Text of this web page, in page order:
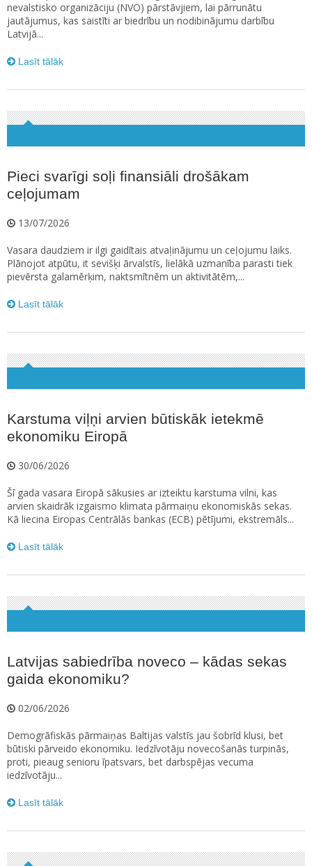
nevalstisko organizāciju (NVO) pārstāvjiem, lai pārrunātu
jautājumus, kas saistīti ar biedrību un nodibinājumu darbību
Latvijā...
Lasīt tālāk
Pieci svarīgi soļi finansiāli drošākam
ceļojumam
13/07/2026
Vasara daudziem ir ilgi gaidītais atvaļinājumu un ceļojumu laiks.
Plānojot atpūtu, it sevišķi ārvalstīs, lielākā uzmanība parasti tiek
pievērsta galamērķim, naktsmītnēm un aktivitātēm,...
Lasīt tālāk
Karstuma viļņi arvien būtiskāk ietekmē
ekonomiku Eiropā
30/06/2026
Šī gada vasara Eiropā sākusies ar izteiktu karstuma vilni, kas
arvien skaidrāk izgaismo klimata pārmaiņu ekonomiskās sekas.
Kā liecina Eiropas Centrālās bankas (ECB) pētījumi, ekstremāls...
Lasīt tālāk
Latvijas sabiedrība noveco – kādas sekas
gaida ekonomiku?
02/06/2026
Demogrāfiskās pārmaiņas Baltijas valstīs jau šobrīd klusi, bet
būtiski pārveido ekonomiku. Iedzīvotāju novecošanās turpinās,
proti, pieaug senioru īpatsvars, bet darbspējas vecuma
iedzīvotāju...
Lasīt tālāk